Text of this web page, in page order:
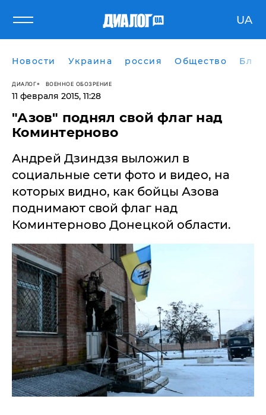
UA
Новости Украина россия Общество
ДИАЛОГ ВОЕННОЕ ОБОЗРЕНИЕ
11 февраля 2015, 11:28
"Азов" поднял свой флаг над
Коминтерново
Андрей Дзиндзя выложил в
социальные сети фото и видео, на
которых видно, как бойцы Азова
поднимают свой флаг над
Коминтерново Донецкой области.